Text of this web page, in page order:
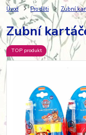
Úvod Pro děti Zubní
Zubní
TOP produkt